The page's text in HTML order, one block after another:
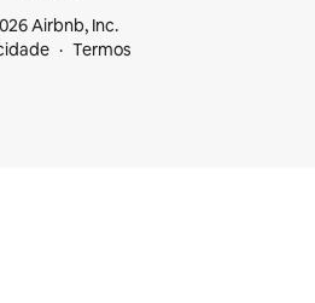
Airbnb, Inc.
Termos